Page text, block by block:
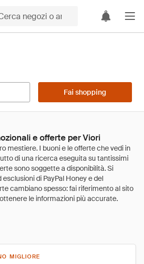
Fai shopping
e offerte per Viori
MIGLIORE